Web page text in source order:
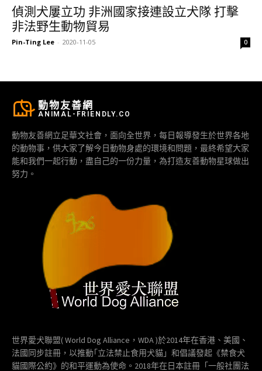
偵測犬屢立功 非洲國家接連設立犬隊 打擊
非法野生動物貿易
Pin-Ting Lee - 2020-11-05 0
動物友善網
ANIMAL-FRIENDLY.CO
動物友善網立足華文社會，面向全世界，每日報導發生於世界各地
的動物事，供大家了解今日動物身處的環境和問題，最終希望大家
能和我們一起行動，盡自己的一份力量，為打造友善動物星球做出
努力。
世界愛犬聯盟( World Dog Alliance，WDA )於2014年在香港、美國、
法國同步註冊，以推動｢立法禁止食用犬貓」和倡議發起《禁食犬
貓國際公約》的和平運動為使命。2018年在日本註冊「一般社團法